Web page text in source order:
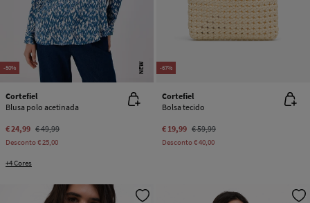
-50% NEW
Cortefiel
Blusa polo acetinada
€ 24,99 € 49,99
Desconto€ 25,00
+4 Cores
-67%
Cortefiel
Bolsa tecido
€ 19,99 € 59,99
Desconto€ 40,00